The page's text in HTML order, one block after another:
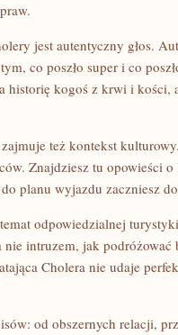
jest autentyczny głos.
co poszło super i co
historię kogoś z krwi i kości,
też kontekst
Znajdziesz tu opowieści
planu wyjazdu zaczniesz
odpowiedzialnej
intruzem, jak
Cholera nie udaje
od obszernych relacji,